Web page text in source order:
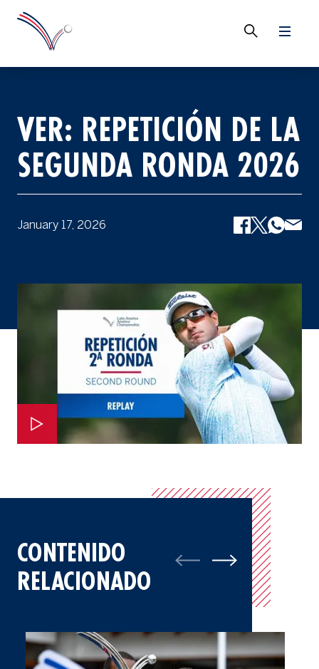
VER: REPETICIÓN DE LA
SEGUNDA RONDA 2026
January 17, 2026
CONTENIDO
RELACIONADO
Ver: Una Invitación al Masters Tournament 2026